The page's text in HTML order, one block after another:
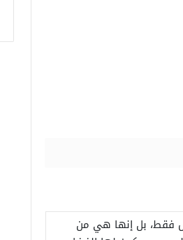
فقط، بل إنها هي من